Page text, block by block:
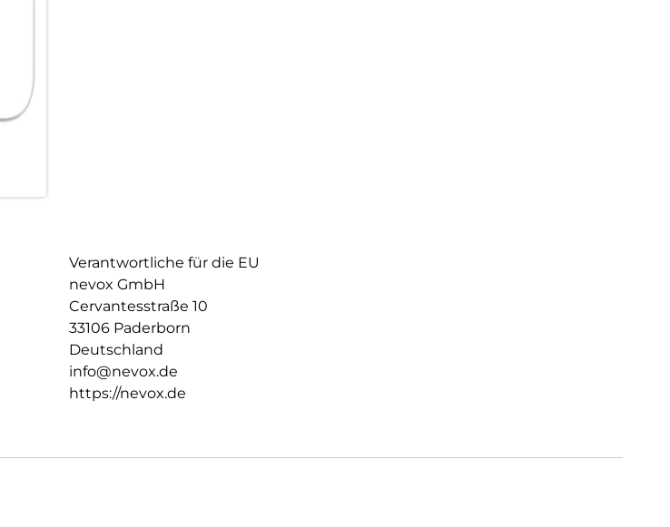
Verantwortliche für die EU
nevox GmbH
Cervantesstraße 10
33106 Paderborn
Deutschland
info@nevox.de
https://nevox.de